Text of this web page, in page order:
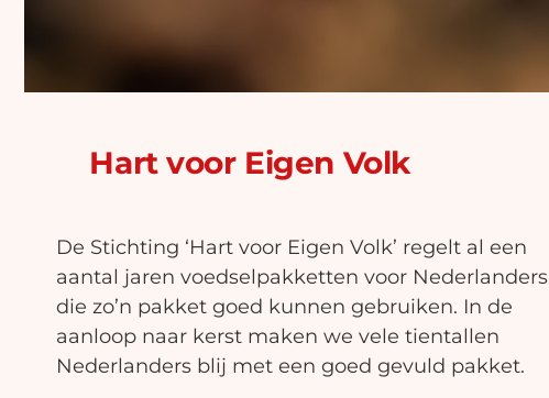
Hart voor Eigen Volk
De Stichting ‘Hart voor Eigen Volk’ regelt al een
aantal jaren voedselpakketten voor Nederlanders
die zo’n pakket goed kunnen gebruiken. In de
aanloop naar kerst maken we vele tientallen
Nederlanders blij met een goed gevuld pakket.